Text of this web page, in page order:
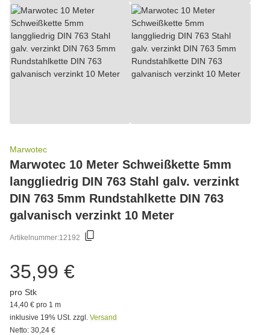
Marwotec
Marwotec 10 Meter Schweißkette 5mm
langgliedrig DIN 763 Stahl galv. verzinkt
DIN 763 5mm Rundstahlkette DIN 763
galvanisch verzinkt 10 Meter
Artikelnummer:12192
35,99 €
pro Stk
14,40 € pro 1 m
inklusive 19% USt. zzgl. Versand
Netto: 30,24 €